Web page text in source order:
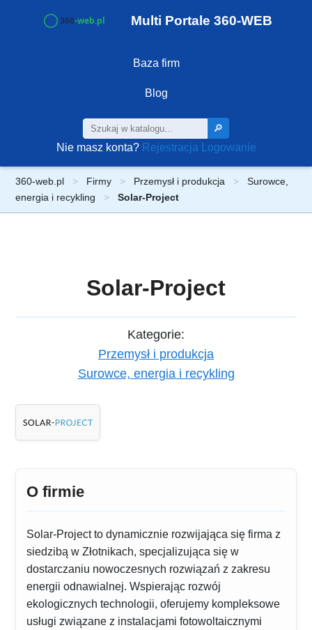
Multi Portale 360-WEB
Baza firm
Blog
🔎
Nie masz konta? Rejestracja Logowanie
360-web.pl Firmy Przemysł i produkcja
Surowce,
energia i recykling
Solar-Project
Solar-Project
Kategorie:
Przemysł i produkcja
Surowce, energia i recykling
O firmie
Solar-Project to dynamicznie rozwijająca się firma z
siedzibą w Złotnikach, specjalizująca się w
dostarczaniu nowoczesnych rozwiązań z zakresu
energii odnawialnej. Wspierając rozwój
ekologicznych technologii, oferujemy kompleksowe
usługi związane z instalacjami fotowoltaicznymi